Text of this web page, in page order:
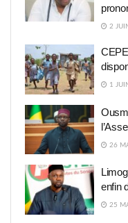
2
1
26
enfin
25